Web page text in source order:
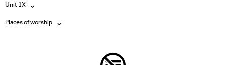
Unit 1X
Tous les produits
Places of worship